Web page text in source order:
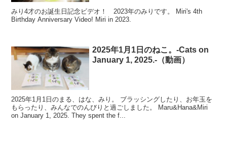
みり4才のお誕生日記念ビデオ！ 2023年のみりです。 Miri's 4th
Birthday Anniversary Video! Miri in 2023.
2025年1月1日のねこ。-Cats on
January 1, 2025.-（動画）
2025年1月1日のまる、はな、みり。 ブラッシングしたり、お年玉を
もらったり、みんなでのんびりと過ごしました。 Maru&Hana&Miri
on January 1, 2025. They spent the f...